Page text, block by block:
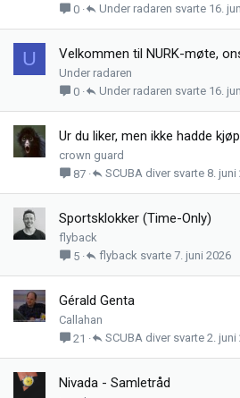
0
16.
Under radaren
U Velkommen til NURK-møte,
Under radaren
0
16.
Under radaren
Ur du liker, men ikke hadde
crown guard
87
8. juni
SCUBA diver
Sportsklokker (Time-Only)
flyback
5
7. juni 2026
flyback
Gérald Genta
Callahan
21
2. juni
SCUBA diver
Nivada - Samletråd